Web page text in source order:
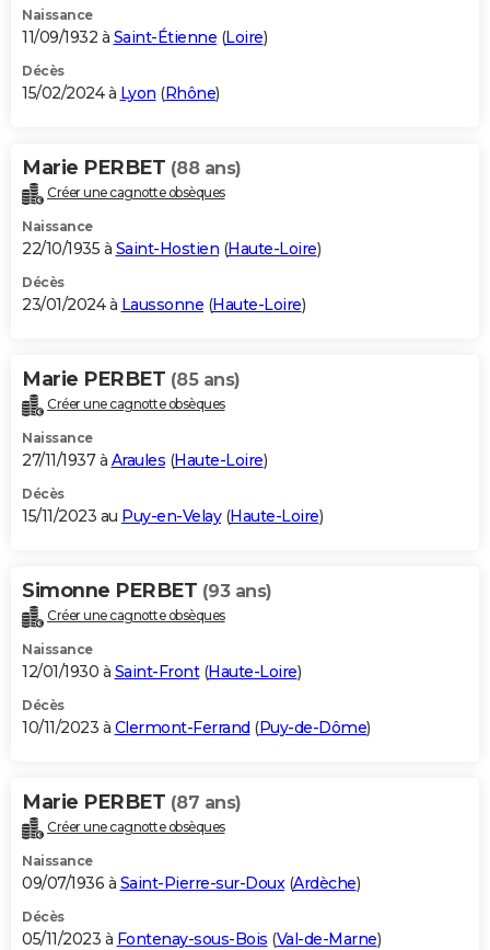
Naissance
11/09/1932 à Saint-Étienne (Loire)
Décès
15/02/2024 à Lyon (Rhône)
Marie PERBET (88 ans)
Créer une cagnotte obsèques
Naissance
22/10/1935 à Saint-Hostien (Haute-Loire)
Décès
23/01/2024 à Laussonne (Haute-Loire)
Marie PERBET (85 ans)
Créer une cagnotte obsèques
Naissance
27/11/1937 à Araules (Haute-Loire)
Décès
15/11/2023 au Puy-en-Velay(Haute-Loire)
Simonne PERBET (93 ans)
Créer une cagnotte obsèques
Naissance
12/01/1930 à Saint-Front(Haute-Loire)
Décès
10/11/2023 à Clermont-Ferrand (Puy-de-Dôme)
Marie PERBET (87 ans)
Créer une cagnotte obsèques
Naissance
09/07/1936 à Saint-Pierre-sur-Doux(Ardèche)
Décès
05/11/2023 à Fontenay-sous-Bois (Val-de-Marne)